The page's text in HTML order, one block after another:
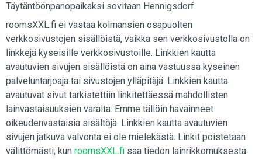
Täytäntöönpanopaikaksi sovitaan Hennigsdorf.
roomsXXL.fi ei vastaa kolmansien osapuolten
verkkosivustojen sisällöistä, vaikka sen verkkosivustolla on
linkkejä kyseisille verkkosivustoille. Linkkien kautta
avautuvien sivujen sisällöistä on aina vastuussa kyseinen
palveluntarjoaja tai sivustojen ylläpitäjä. Linkkien kautta
avautuvat sivut tarkistettiin linkitettäessä mahdollisten
lainvastaisuuksien varalta. Emme tällöin havainneet
oikeudenvastaisia sisältöjä. Linkkien kautta avautuvien
sivujen jatkuva valvonta ei ole mielekästä. Linkit poistetaan
välittömästi, kun roomsXXL.fi saa tiedon lainrikkomuksesta.